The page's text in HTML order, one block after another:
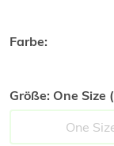
Farbe:
Größe: One Size
One